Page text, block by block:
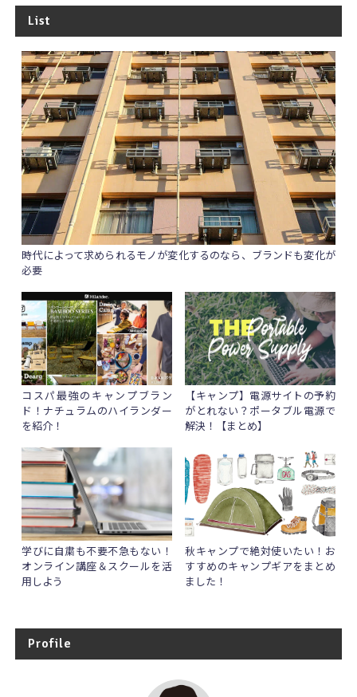
List
時代によって求められるモノが変化するのなら、ブランドも変化が
必要
コスパ最強のキャンプブラン
ド！ナチュラムのハイランダー
を紹介！
【キャンプ】電源サイトの予約
がとれない？ポータブル電源で
解決！【まとめ】
学びに自粛も不要不急もない！
オンライン講座＆スクールを活
用しよう
秋キャンプで絶対使いたい！お
すすめのキャンプギアをまとめ
ました！
Profile